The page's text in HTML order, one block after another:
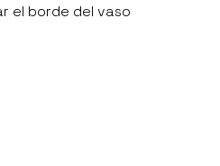
el borde del vaso